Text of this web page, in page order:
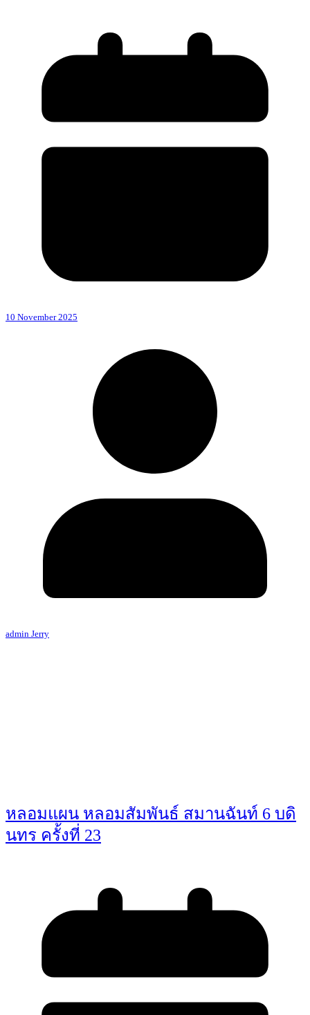
10 November 2025
admin Jerry
หลอมแผน หลอมสัมพันธ์ สมานฉันท์ 6 บดิ
นทร ครั้งที่ 23